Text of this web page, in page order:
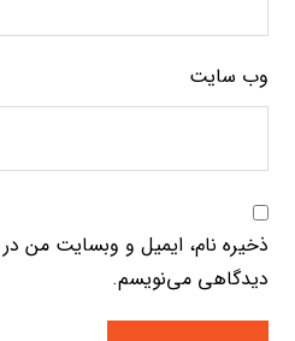
وب‌ سایت
ذخیره نام، ایمیل و وبسایت من در
دیدگاهی می‌نویسم.